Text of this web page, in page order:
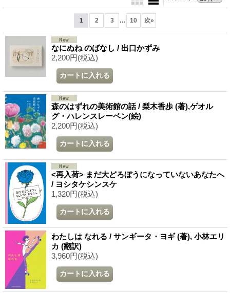
1 2 3 ... 10 次»
なにぬね のばなし / 出口かずみ
2,200円(税込)
森のはずれの美術館の話 / 梨木香歩 (著),ゲオル
グ・ハレンスレーベン(絵)
2,200円(税込)
<再入荷> まだ大どろぼうになっていないあなたへ
/ ヨシタケシンスケ
1,320円(税込)
わたしは なれる / サンギータ・ヨギ (著), 小林エリ
カ (翻訳)
3,960円(税込)